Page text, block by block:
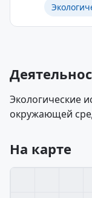
Экологические
окружающей
На карте